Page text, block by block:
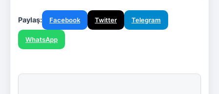
Paylaş: Facebook Twitter Telegram
WhatsApp